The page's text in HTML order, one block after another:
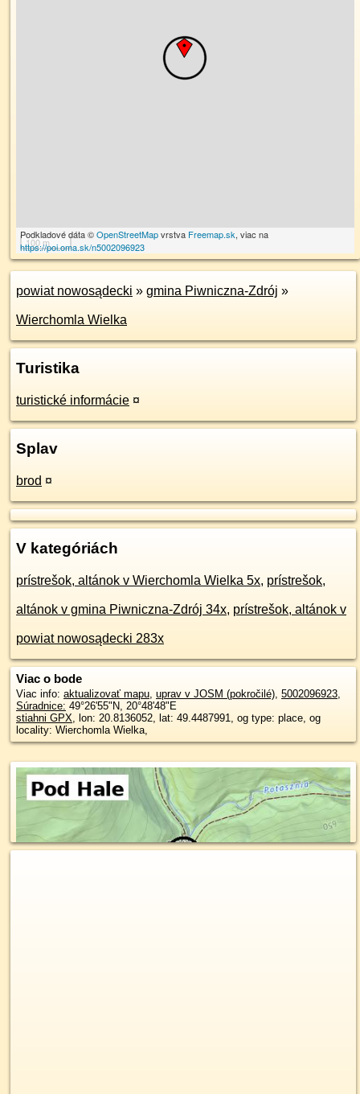
100 m
Podkladové dáta ©OpenStreetMapvrstva Freemap.sk, viac na
https://poi.oma.sk/n5002096923
powiat nowosądecki » gmina Piwniczna-Zdrój »
Wierchomla Wielka
Turistika
turistické informácie ¤
Splav
brod ¤
V kategóriách
prístrešok, altánok v Wierchomla Wielka 5x, prístrešok,
altánok v gmina Piwniczna-Zdrój 34x, prístrešok, altánok v
powiat nowosądecki 283x
Viac o bode
Viac info: aktualizovať mapu, uprav v JOSM (pokročilé), 5002096923,
Súradnice: 49°26'55"N, 20°48'48"E
stiahni GPX, lon: 20.8136052, lat: 49.4487991, og type: place, og
locality: Wierchomla Wielka,